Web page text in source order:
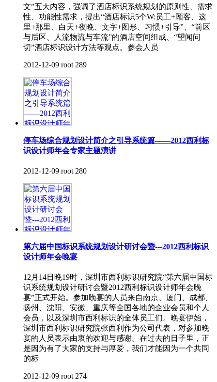
文”五大内容，强调了酒店标识系统规划的原则性、需求
性、功能性需求，提出“酒店标识5个W:员工+顾客、这
里+那里、白天+夜晚、文字+图形、习惯+引导”、“前区
与后区、人流物流与车流”的酒店空间组成、“望闻问
切”酒店标识设计方法等观点。参会人员
2012-12-09 root 289
停车场综合规划设计简介之引导系统篇——2012西利标
识设计师年会专家主题演讲
2012-12-09 root 280
第六届中国标识系统规划设计研讨会暨---2012西利标识
设计师年会晚宴
12月14日晚19时，深圳市西利标识研究院“第六届中国标
识系统规划设计研讨会暨2012西利标识设计师年会晚
宴”正式开始。参加晚宴的人员来自南京、厦门、成都、
扬州、沈阳、安徽、重庆等全国各地的企业会员和个人
会员，以及深圳市西利标识的全体员工们。晚宴伊始，
深圳市西利标识研究院张西利作为公司代表，对参加晚
宴的人员表示由衷的欢迎与感谢。在过去的日子里，正
是因为有了大家的支持与厚爱，我们才能因为一个共同
的标
2012-12-09 root 274